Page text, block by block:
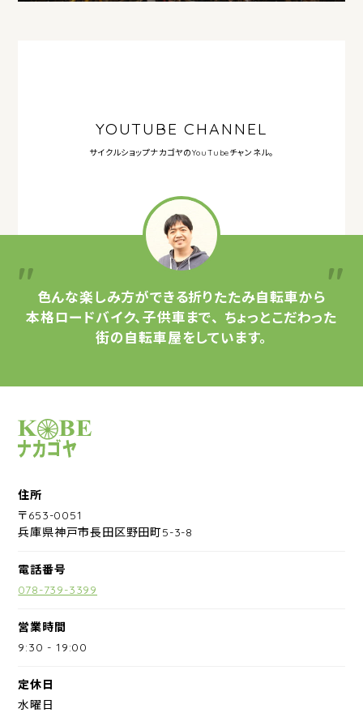
YOUTUBE CHANNEL
サイクルショップナカゴヤのYouTubeチャンネル。
色んな楽しみ方ができる折りたたみ自転車から
本格ロードバイク、子供車まで、 ちょっとこだわった
街の自転車屋をしています。
サイクルショップナカゴヤ
住所
〒653-0051
兵庫県神戸市長田区野田町5-3-8
電話番号
078-739-3399
営業時間
9:30 -19:00
定休日
水曜日